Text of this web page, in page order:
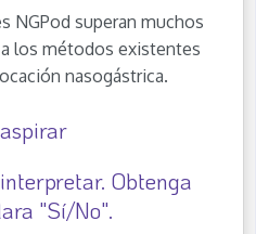
NGPod superan muchos
los métodos existentes
nasogástrica.
Obtenga
"Sí/No".